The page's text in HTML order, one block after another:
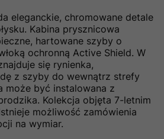
eleganckie, chromowane detale
Kabina prysznicowa
hartowane szyby o
ochronną Active Shield. W
się rynienka,
z szyby do wewnątrz strefy
może być instalowana z
Kolekcja objęta 7-letnim
możliwość zamówienia
na wymiar.